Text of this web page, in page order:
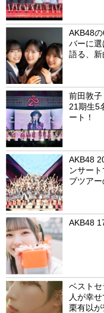
AKB48
バーに
語る、新
前田敦子
21期生5
ート！
AKB48
ンサー
ブツアー
AKB48
ベスト
人が幸
栗有以が